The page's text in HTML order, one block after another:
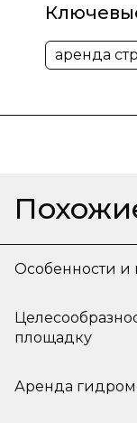
аренда
Особенности и
площадку
Аренда